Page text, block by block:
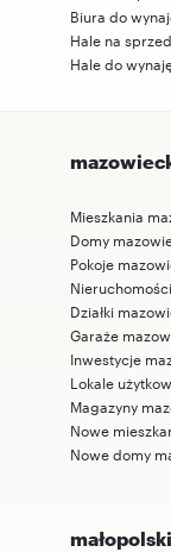
Biura do
Hale na
Hale do
Mieszkania
Domy
Pokoje
Działki
Garaże
Inwestycje
Lokale
Magazyny
Nowe
Nowe domy